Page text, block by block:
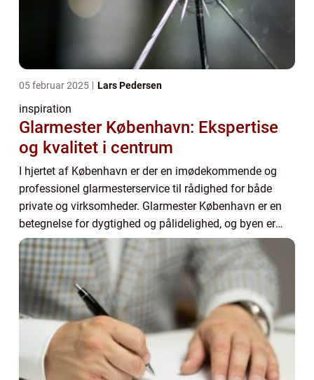
05 februar 2025 Lars Pedersen
inspiration
Glarmester København: Ekspertise
og kvalitet i centrum
I hjertet af København er der en imødekommende og
professionel glarmesterservice til rådighed for både
private og virksomheder. Glarmester København er en
betegnelse for dygtighed og pålidelighed, og byen er
hje...